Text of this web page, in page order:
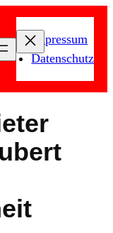
Impressum
Datenschutz